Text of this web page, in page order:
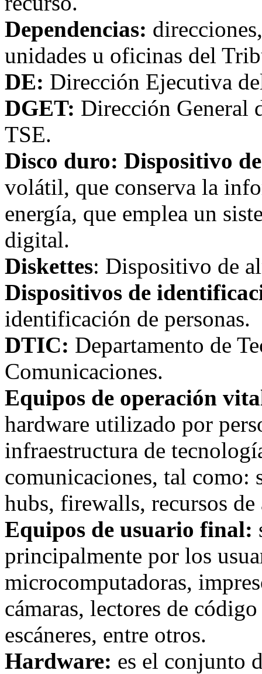
Dependencias:
unidades u oficinas del
DE: Dirección Ejecutiva
DGET: Dirección General
TSE.
Disco duro: Dispositivo
volátil, que conserva la
energía, que emplea un
digital.
Diskettes: Dispositivo de
Dispositivos de
identificación de personas.
DTIC: Departamento de
Comunicaciones.
Equipos de operación
hardware utilizado por
infraestructura de
comunicaciones, tal como:
hubs, firewalls, recursos
Equipos de usuario final:
principalmente por los
microcomputadoras,
cámaras, lectores de
escáneres, entre otros.
Hardware: es el conjunto